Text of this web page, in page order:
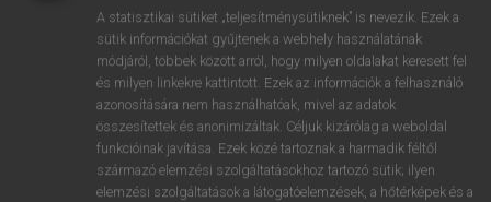
VAN ELŐFIZETÉSED?
Van előfizetésem a teljes szócikk megtekintéséhez.
BELÉPÉS
A statisztikai sütiket „teljesítménysütiknek” is nevezik. Ezek a
sütik információkat gyűjtenek a webhely használatának
módjáról, többek között arról, hogy milyen oldalakat keresett fel
és milyen linkekre kattintott. Ezek az információk a felhasználó
azonosítására nem használhatóak, mivel az adatok
összesítettek és anonimizáltak. Céljuk kizárólag a weboldal
funkcióinak javítása. Ezek közé tartoznak a harmadik féltől
származó elemzési szolgáltatásokhoz tartozó sütik; ilyen
elemzési szolgáltatások a látogatóelemzések, a hőtérképek és a
n m , . AltGr